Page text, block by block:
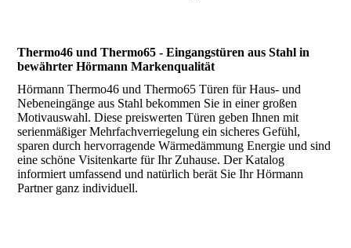
Thermo46 und Thermo65 - Eingangstüren aus Stahl in
bewährter Hörmann Markenqualität
Hörmann Thermo46 und Thermo65 Türen für Haus- und
Nebeneingänge aus Stahl bekommen Sie in einer großen
Motivauswahl. Diese preiswerten Türen geben Ihnen mit
serienmäßiger Mehrfachverriegelung ein sicheres Gefühl,
sparen durch hervorragende Wärmedämmung Energie und sind
eine schöne Visitenkarte für Ihr Zuhause. Der Katalog
informiert umfassend und natürlich berät Sie Ihr Hörmann
Partner ganz individuell.